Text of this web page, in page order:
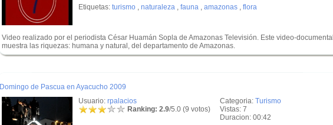
Etiquetas: turismo , naturaleza , fauna , amazonas , flora
Video realizado por el periodista César Huamán Sopla de Amazonas Televisión. Este video-documental
muestra las riquezas: humana y natural, del departamento de Amazonas.
Domingo de Pascua en Ayacucho 2009
Categoria: Turismo
Vistas: 7
Duracion: 00:42
Usuario: rpalacios
Ranking: 2.9/5.0 (9 votos)